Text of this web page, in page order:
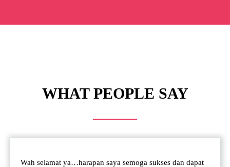
WHAT PEOPLE SAY
Wah selamat ya…harapan saya semoga sukses dan dapat